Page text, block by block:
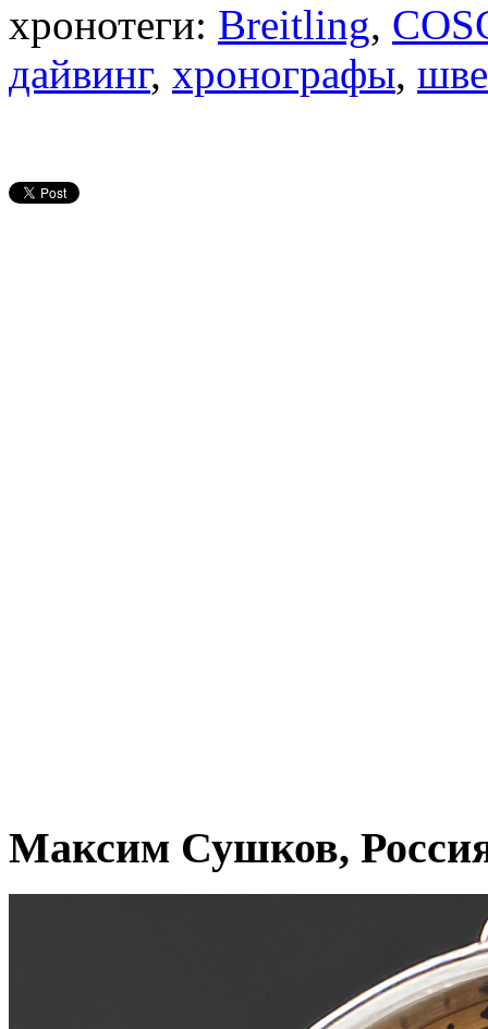
хронотеги: Breitling,
дайвинг, хронографы,
Максим Сушков,